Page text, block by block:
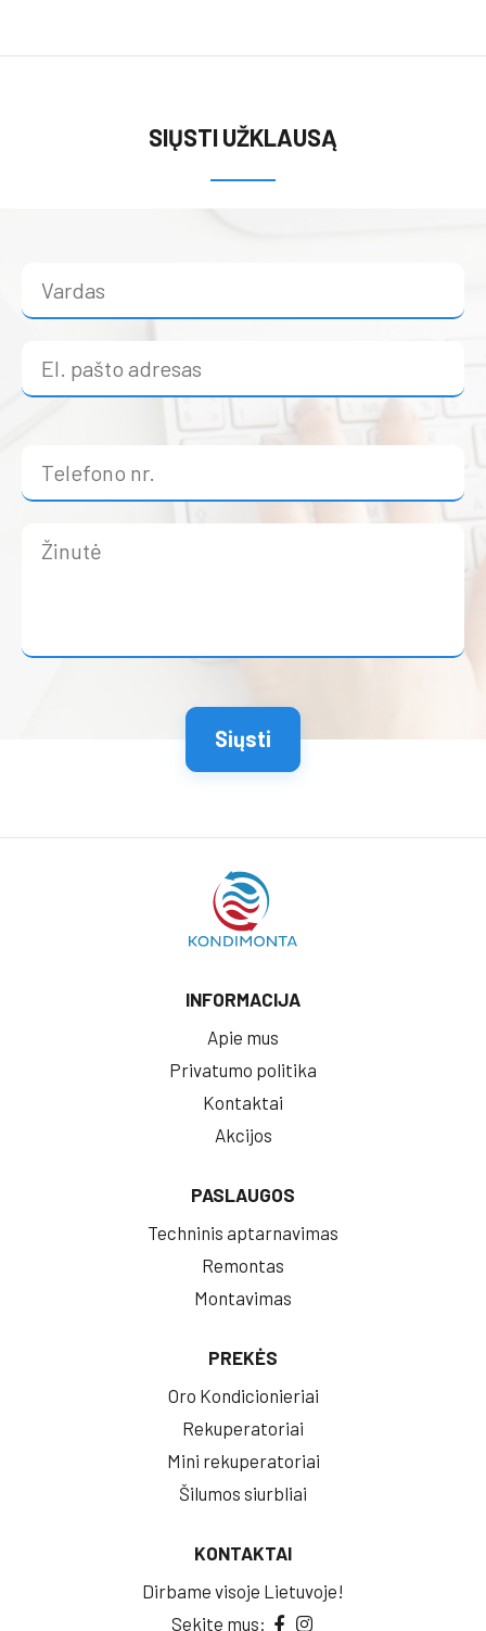
SIŲSTI UŽKLAUSĄ
INFORMACIJA
Apie mus
Privatumo politika
Kontaktai
Akcijos
PASLAUGOS
Techninis aptarnavimas
Remontas
Montavimas
PREKĖS
Oro Kondicionieriai
Rekuperatoriai
Mini rekuperatoriai
Šilumos siurbliai
KONTAKTAI
Dirbame visoje Lietuvoje!
Sekite mus: